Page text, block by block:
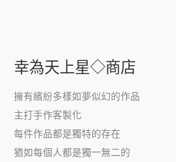
幸為天上星◇商店
擁有繽紛多樣如夢似幻的作品
主打手作客製化
每件作品都是獨特的存在
猶如每個人都是獨一無二的